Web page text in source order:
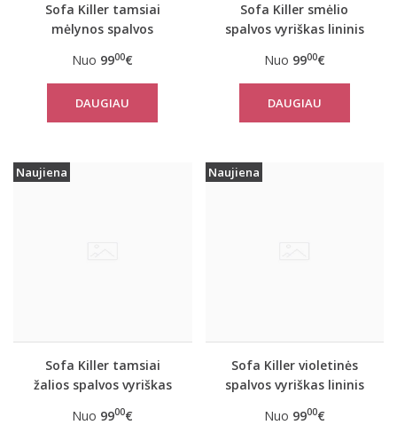
Sofa Killer tamsiai
mėlynos spalvos
kombinezonas
Nuo 9900€
DAUGIAU
Sofa Killer smėlio
spalvos vyriškas lininis
Nuo 9900€
DAUGIAU
Naujiena
Sofa Killer tamsiai
žalios spalvos vyriškas
Nuo 9900€
Naujiena
Sofa Killer violetinės
spalvos vyriškas lininis
Nuo 9900€